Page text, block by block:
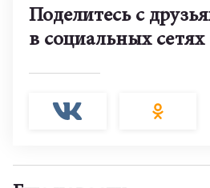
Поделитесь с
в социальных сетях